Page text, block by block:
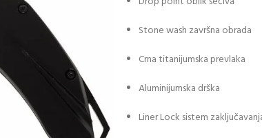
Stone wash završna obrada
Crna titanijumska prevlaka
Aluminijumska drška
Liner Lock sistem